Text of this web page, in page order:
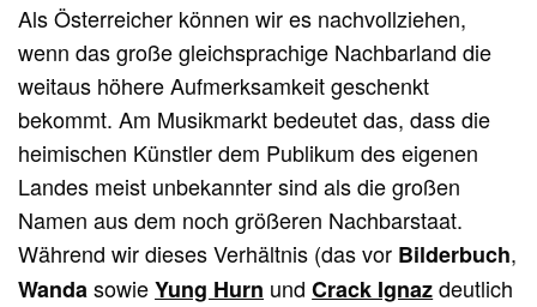
Als Österreicher können wir es nachvollziehen,
wenn das große gleichsprachige Nachbarland die
weitaus höhere Aufmerksamkeit geschenkt
bekommt. Am Musikmarkt bedeutet das, dass die
heimischen Künstler dem Publikum des eigenen
Landes meist unbekannter sind als die großen
Namen aus dem noch größeren Nachbarstaat.
Während wir dieses Verhältnis (das vor Bilderbuch,
WandasowieYung Hurn undCrack Ignazdeutlich